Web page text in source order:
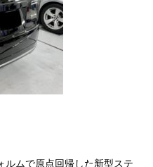
ルムで原点回帰した新型ステ